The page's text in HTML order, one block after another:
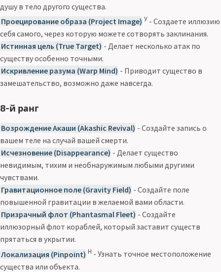
душу в тело другого существа.
Проецирование образа (Project Image) У - Создаете иллюзию
себя самого, через которую можете сотворять заклинания.
Истинная цель (True Target) - Делает несколько атак по
существу особенно точными.
Искривление разума (Warp Mind) - Приводит существо в
замешательство, возможно даже навсегда.
8-й ранг
Возрождение Акаши (Akashic Revival) - Создайте запись о
вашем теле на случай вашей смерти.
Исчезновение (Disappearance) - Делает существо
невидимым, тихим и необнаружимым любыми другими
чувствами.
Гравитационное поле (Gravity Field) - Создайте поле
повышенной гравитации в желаемой вами области.
Призрачный флот (Phantasmal Fleet) - Создайте
иллюзорный флот кораблей, который заставит существ
прятаться в укрытии.
Локализация (Pinpoint) Н - Узнать точное местоположение
существа или объекта.